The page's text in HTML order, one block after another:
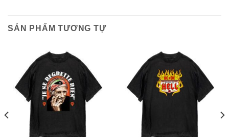
SẢN PHẨM TƯƠNG TỰ